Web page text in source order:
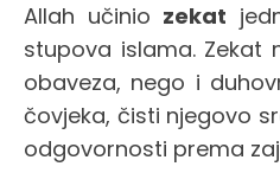
Allah učinio zekat
stupova islama. Zekat
obaveza, nego i
čovjeka, čisti njegovo
odgovornosti prema